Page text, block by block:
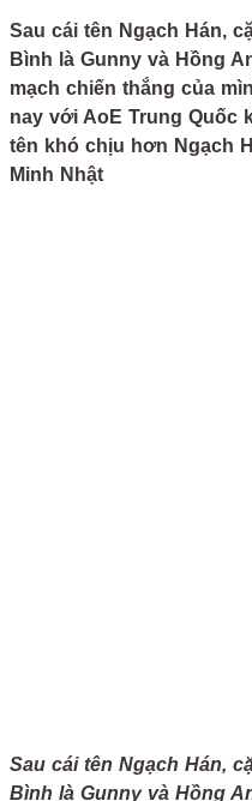
Sau cái tên Ngạch Hán,
Bình là Gunny và Hồng
mạch chiến thắng của
nay với AoE Trung Quốc
tên khó chịu hơn Ngạch
Minh Nhật
Sau cái tên Ngạch Hán,
Bình là Gunny và Hồng